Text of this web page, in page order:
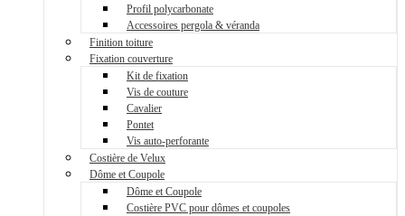
Profil polycarbonate
Accessoires pergola & véranda
Finition toiture
Fixation couverture
Kit de fixation
Vis de couture
Cavalier
Pontet
Vis auto-perforante
Costière de Velux
Dôme et Coupole
Dôme et Coupole
Costière PVC pour dômes et coupoles